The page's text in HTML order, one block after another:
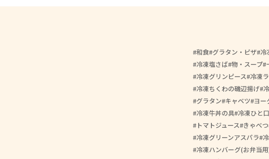
和食 グラタン・ピザ 冷
冷凍塩さば 物・スープ
冷凍グリンピース 冷凍
冷凍ちくわの磯辺揚げ
グラタン キャベツ ヨー
冷凍牛丼の具 冷凍ひと
トマトジュース きゃべつ
冷凍グリーンアスパラ
冷凍ハンバーグ(お弁当